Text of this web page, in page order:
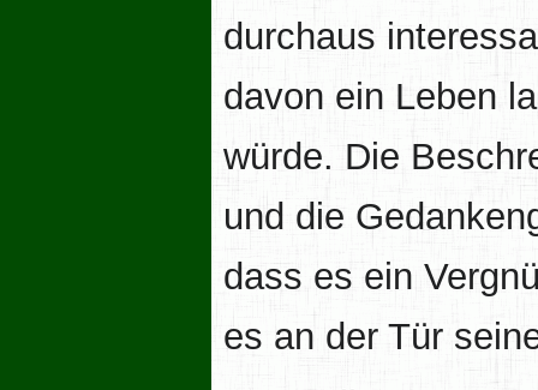
durchaus
davon ein Leben
würde. Die
und die
dass es ein
es an der Tür